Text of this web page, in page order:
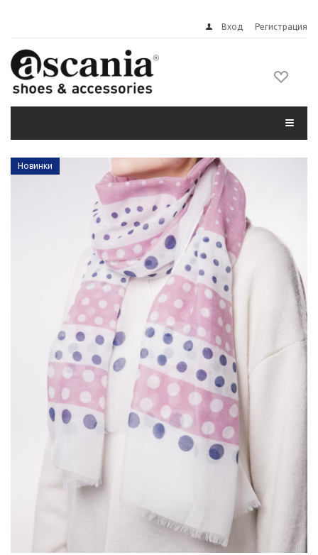
Вход Регистрация
Новинки